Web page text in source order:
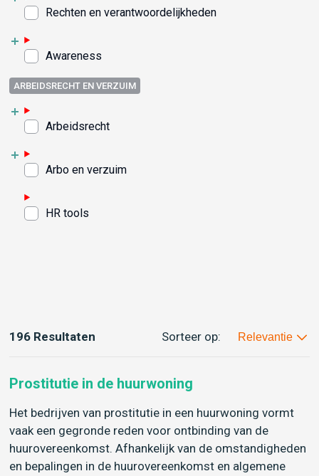
Rechten en verantwoordelijkheden
Awareness
ARBEIDSRECHT EN VERZUIM
Arbeidsrecht
Arbo en verzuim
HR tools
196 Resultaten Sorteer op: Relevantie
Prostitutie in de huurwoning
Het bedrijven van prostitutie in een huurwoning vormt
vaak een gegronde reden voor ontbinding van de
huurovereenkomst. Afhankelijk van de omstandigheden
en bepalingen in de huurovereenkomst en algemene